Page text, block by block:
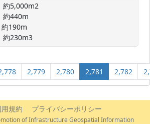
約5,000m2
約440m
190m
約230m3
2,779 2,780 2,781 2,782
規約 プライバシーポリシー
of Infrastructure Geospatial Information